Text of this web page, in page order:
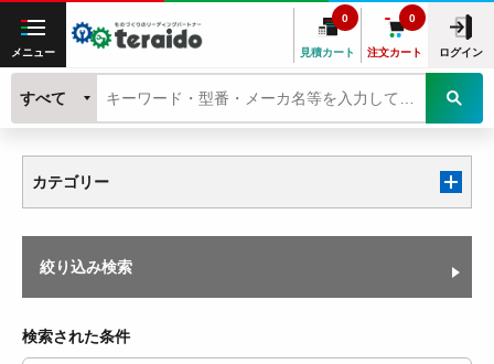
メニュー 見積カート
0
注文カート
0
ログイン
すべて
カテゴリー
絞り込み検索
検索された条件